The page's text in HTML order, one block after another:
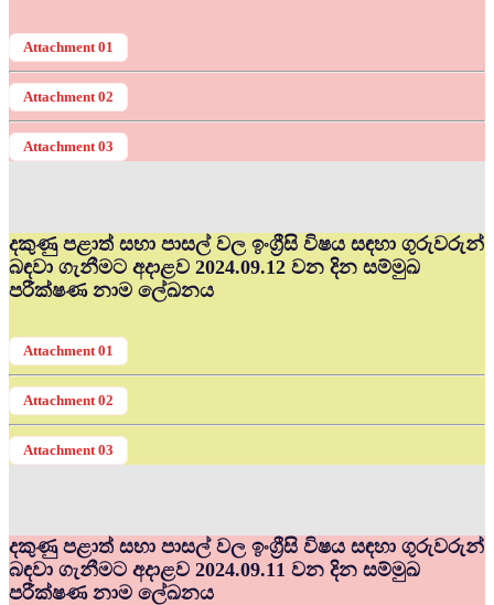
Attachment 01
Attachment 02
Attachment 03
දකුණු පළාත් සභා පාසල් වල ඉංග්‍රීසි විෂය සඳහා ගුරුවරුන්
බඳවා ගැනීමට අදාළව 2024.09.12 වන දින සම්මුඛ
පරීක්ෂණ නාම ලේඛනය
Attachment 01
Attachment 02
Attachment 03
දකුණු පළාත් සභා පාසල් වල ඉංග්‍රීසි විෂය සඳහා ගුරුවරුන්
බඳවා ගැනීමට අදාළව 2024.09.11 වන දින සම්මුඛ
පරීක්ෂණ නාම ලේඛනය